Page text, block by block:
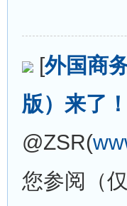
[外国商
版）来了！
@ZSR(
您参阅（